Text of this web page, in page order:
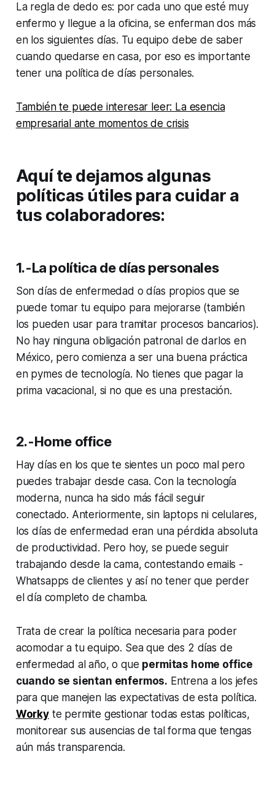
La regla de dedo es: por cada uno que esté muy
enfermo y llegue a la oficina, se enferman dos más
en los siguientes días. Tu equipo debe de saber
cuando quedarse en casa, por eso es importante
tener una política de días personales.
También te puede interesar leer: La esencia
empresarial ante momentos de crisis
Aquí te dejamos algunas
políticas útiles para cuidar a
tus colaboradores:
1.-La política de días personales
Son días de enfermedad o días propios que se
puede tomar tu equipo para mejorarse (también
los pueden usar para tramitar procesos bancarios).
No hay ninguna obligación patronal de darlos en
México, pero comienza a ser una buena práctica
en pymes de tecnología. No tienes que pagar la
prima vacacional, si no que es una prestación.
2.-Home office
Hay días en los que te sientes un poco mal pero
puedes trabajar desde casa. Con la tecnología
moderna, nunca ha sido más fácil seguir
conectado. Anteriormente, sin laptops ni celulares,
los días de enfermedad eran una pérdida absoluta
de productividad. Pero hoy, se puede seguir
trabajando desde la cama, contestando emails -
Whatsapps de clientes y así no tener que perder
el día completo de chamba.
Trata de crear la política necesaria para poder
acomodar a tu equipo. Sea que des 2 días de
enfermedad al año, o que permitas home office
cuando se sientan enfermos. Entrena a los jefes
para que manejen las expectativas de esta política.
Workyte permite gestionar todas estas políticas,
monitorear sus ausencias de tal forma que tengas
aún más transparencia.